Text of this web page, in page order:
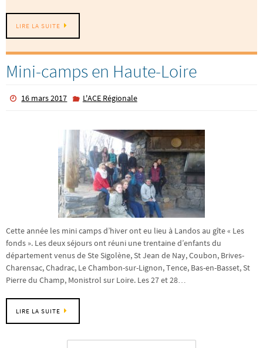
LIRE LA SUITE
Mini-camps en Haute-Loire
16 mars 2017 L'ACE Régionale
Cette année les mini camps d’hiver ont eu lieu à Landos au gîte « Les
fonds ». Les deux séjours ont réuni une trentaine d’enfants du
département venus de Ste Sigolène, St Jean de Nay, Coubon, Brives-
Charensac, Chadrac, Le Chambon-sur-Lignon, Tence, Bas-en-Basset, St
Pierre du Champ, Monistrol sur Loire. Les 27 et 28…
LIRE LA SUITE